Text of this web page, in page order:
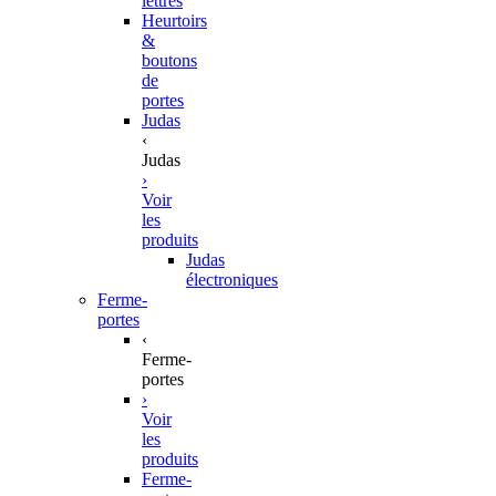
Heurtoirs
&
boutons
de
portes
Judas
‹
Judas
›
Voir
les
produits
Judas
électroniques
Ferme-
portes
‹
Ferme-
portes
›
Voir
les
produits
Ferme-